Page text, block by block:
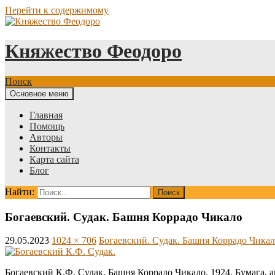
Перейти к содержимому
Княжество Феодоро
Поиск
Основное меню
Главная
Помощь
Авторы
Контакты
Карта сайта
Блог
Найти:
Богаевский. Судак. Башня Коррадо Чикало
29.05.2023 1024 × 706 Богаевский. Судак. Башня Коррадо
Богаевский К.Ф. Судак. Башня Коррадо Чикало. 1924. Бумага,